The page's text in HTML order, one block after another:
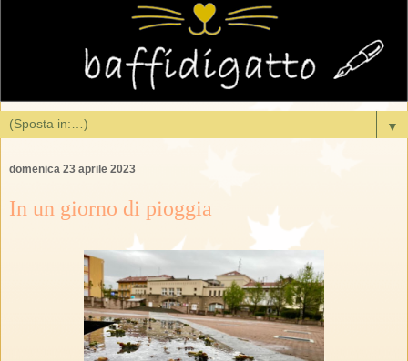
▼
domenica 23 aprile 2023
In un giorno di pioggia